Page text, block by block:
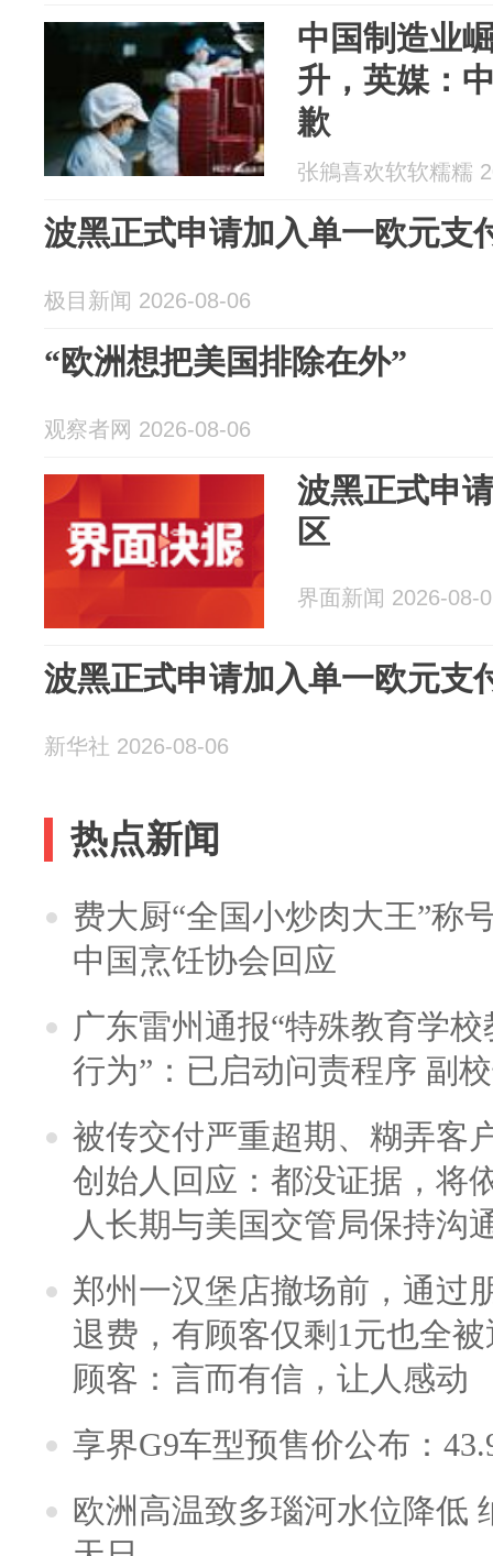
中国制造业
升，英媒：
歉
张鴘喜欢软软糯糯
波黑正式申请加入单一欧元支
极目新闻 2026-08-06
“欧洲想把美国排除在外”
观察者网 2026-08-06
波黑正式申
区
界面新闻 2026-08-
波黑正式申请加入单一欧元支
新华社 2026-08-06
热点新闻
费大厨“全国小炒肉大王”称
中国烹饪协会回应
广东雷州通报“特殊教育学
行为”：已启动问责程序 副
被传交付严重超期、糊弄客
创始人回应：都没证据，将
人长期与美国交管局保持沟
郑州一汉堡店撤场前，通过
退费，有顾客仅剩1元也全
顾客：言而有信，让人感动
享界G9车型预售价公布：
欧洲高温致多瑙河水位降低